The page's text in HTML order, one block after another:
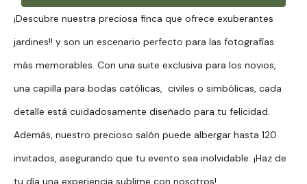
¡Descubre nuestra preciosa finca que ofrece exuberantes
jardines!! y son un escenario perfecto para las fotografías
más memorables. Con una suite exclusiva para los novios,
una capilla para bodas católicas, civiles o simbólicas, cada
detalle está cuidadosamente diseñado para tu felicidad.
Además, nuestro precioso salón puede albergar hasta 120
invitados, asegurando que tu evento sea inolvidable. ¡Haz de
tu día una experiencia sublime con nosotros!